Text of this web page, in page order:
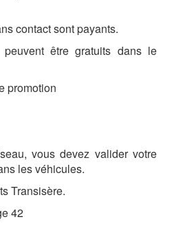
contact sont payants.
être gratuits dans le
promotion
vous devez valider votre
les véhicules.
Transisère.
42